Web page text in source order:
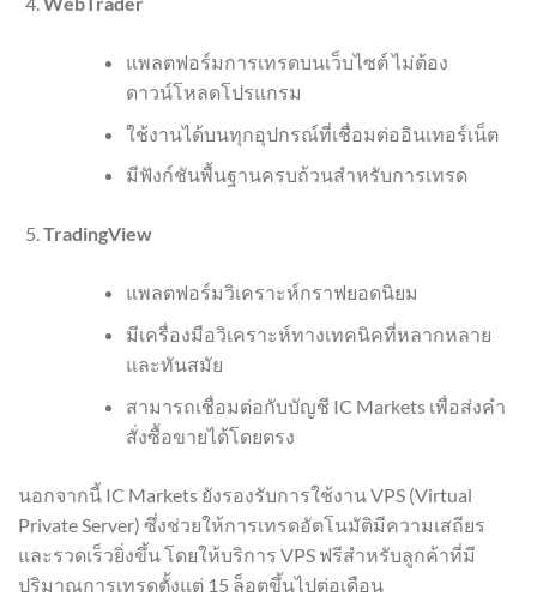
แพลตฟอร์มการเทรดบนเว็บไซต์ ไม่ต้อง
ดาวน์โหลดโปรแกรม
ใช้งานได้บนทุกอุปกรณ์ที่เชื่อมต่ออินเทอร์เน็ต
มีฟังก์ชันพื้นฐานครบถ้วนสำหรับการเทรด
TradingView
แพลตฟอร์มวิเคราะห์กราฟยอดนิยม
มีเครื่องมือวิเคราะห์ทางเทคนิคที่หลากหลาย
และทันสมัย
สามารถเชื่อมต่อกับบัญชี IC Markets เพื่อส่งคำ
สั่งซื้อขายได้โดยตรง
นอกจากนี้ IC Markets ยังรองรับการใช้งาน VPS (Virtual
Private Server) ซึ่งช่วยให้การเทรดอัตโนมัติมีความเสถียร
และรวดเร็วยิ่งขึ้น โดยให้บริการ VPS ฟรีสำหรับลูกค้าที่มี
ปริมาณการเทรดตั้งแต่ 15 ล็อตขึ้นไปต่อเดือน